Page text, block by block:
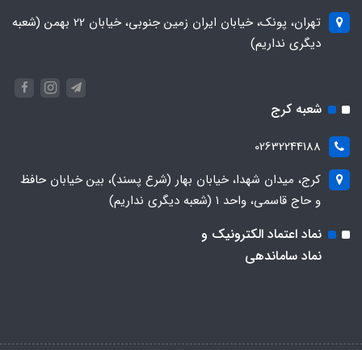
تهران، پونک، خیابان ایران زمین جنوبی، خیابان 22 بهمن (شعبه
دیگری نداریم)
شعبه کرج
02632244188
کرج، میدان شهدا، خیابان بهار (شرع پسند)، بین خیابان حافظ
و حاج قاسمی، واحد ۱ (شعبه دیگری نداریم)
نماد اعتماد الکترونیک و
نماد ساماندهی